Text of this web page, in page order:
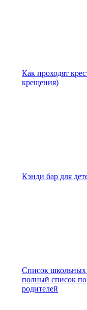
Как проходят
крещения)
Кэнди бар для
Список школьных
полный список
родителей